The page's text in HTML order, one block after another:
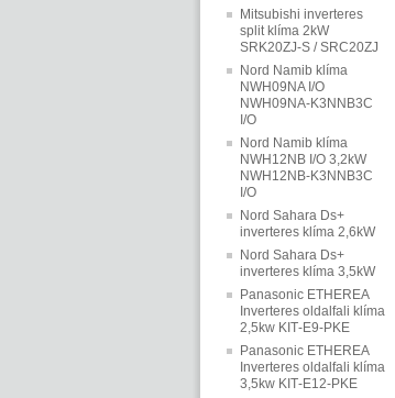
Mitsubishi inverteres
split klíma 2kW
SRK20ZJ-S / SRC20ZJ
Nord Namib klíma
NWH09NA I/O
NWH09NA-K3NNB3C
I/O
Nord Namib klíma
NWH12NB I/O 3,2kW
NWH12NB-K3NNB3C
I/O
Nord Sahara Ds+
inverteres klíma 2,6kW
Nord Sahara Ds+
inverteres klíma 3,5kW
Panasonic ETHEREA
Inverteres oldalfali klíma
2,5kw KIT‐E9‐PKE
Panasonic ETHEREA
Inverteres oldalfali klíma
3,5kw KIT‐E12‐PKE